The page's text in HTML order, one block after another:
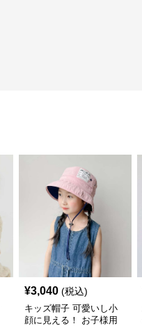
¥3,040 (税込)
キッズ帽子 可愛いし小
顔に見える！ お子様用